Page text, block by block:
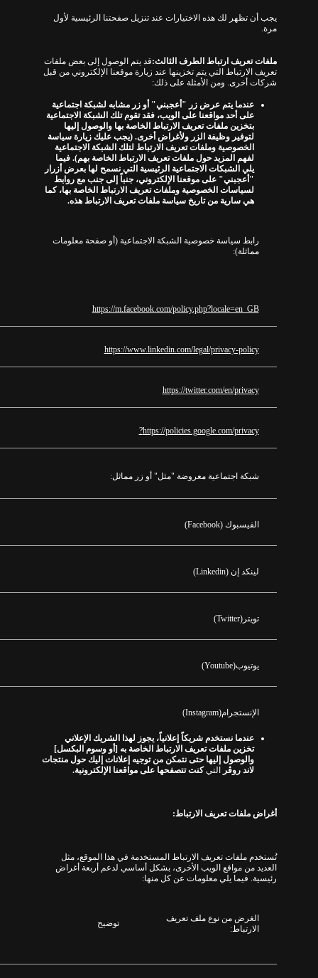
يجب أن تظهر لك هذه الاختيارات عند تنزيل صفحتنا الرئيسية لأول
مرة.
ملفات تعريف ارتباط الطرف الثالث:قد يتم الوصول إلى بعض ملفات
تعريف الارتباط التي يتم تخزينها عند زيارةموقعنا الإلكتروني من قبل
شركات أخرى. ومن الأمثلة على ذلك:
عندما يتم عرض زر " أعجبني" أو زر مشابه لشبكة اجتماعية
على أحد مواقعنا على الويب، فقد تقوم تلك الشبكة الاجتماعية
بتخزين ملفات تعريف الارتباط الخاصة بها والوصول إليها
لتوفير وظيفة الزر ولأغراض أخرى. (يجب عليك زيارة سياسة
الخصوصية وملفات تعريف الارتباط لتلك الشبكة الاجتماعية
لفهم المزيد حول ملفات تعريف الارتباط الخاصة بهم).فيما
يلي الشبكات الاجتماعية الرئيسية التي نسمح لها بعرض أزرار
" أعجبني"على موقعنا الإلكتروني، جنباً إلى جنب مع روابط
لسياسات الخصوصية وملفات تعريف الارتباط الخاصة بها، كما
هي سارية من تاريخ سياسة ملفات تعريف الارتباط هذه.
رابط سياسة خصوصية الشبكة الاجتماعية( أو صفحة معلومات
مماثلة):
https://m.facebook.com/policy.php?locale=en_GB
https://www.linkedin.com/legal/privacy-policy
https://twitter.com/en/privacy
https://policies.google.com/privacy?
شبكة اجتماعية معروضة "مثل" أو زر مماثل:
الفيسبوك(Facebook)
لينكد إن(Linkedin)
تويتر(Twitter)
يوتيوب(Youtube)
الإنستجرام(Instagram)
عندما نستخدم شريكاً إعلانياً، يجوز لهذا الشريك الإعلاني
تخزين ملفات تعريف الارتباط الخاصة به [ أو وسوم البكسل]
والوصول إليها حتى نتمكن من توجيه إعلانات إليك حول منتجات
لاند روڤر
التيكنت تتصفحها على مواقعنا الإلكترونية.
أغراض ملفات تعريف الارتباط:
تُستخدم ملفات تعريف الارتباط المستخدمة في هذا الموقع، مثل
العديد من مواقع الويب الأخرى، بشكل أساسي لدعم أربعة أغراض
رئيسية. فيما يلي معلومات عن كل منها:
الغرض من نوع ملف تعريف
الارتباط:
توضيح